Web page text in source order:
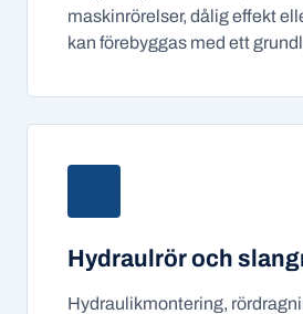
maskinrörelser, dålig effekt
kan förebyggas med ett
Hydraulrör och
Hydraulikmontering,